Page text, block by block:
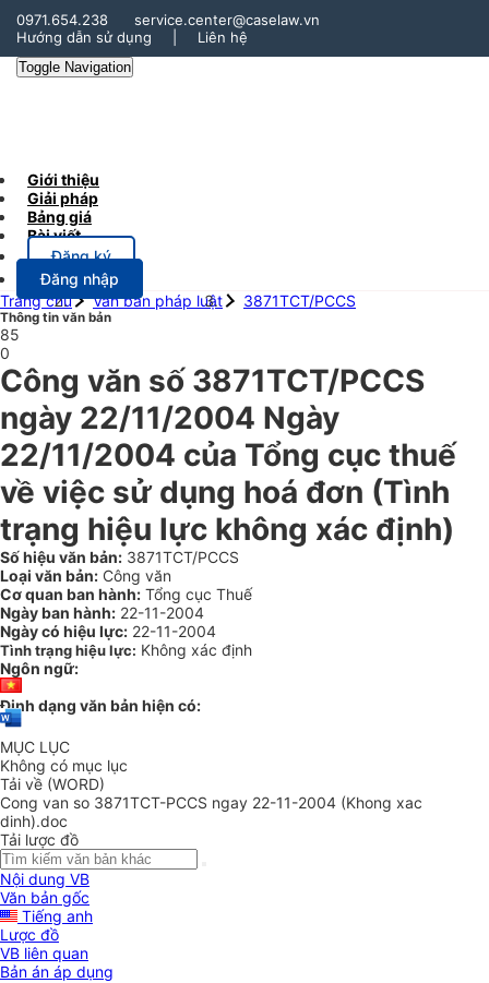
0971.654.238
service.center@caselaw.vn
Hướng dẫn sử dụng
Liên hệ
Toggle Navigation
Giới thiệu
Giải pháp
Bảng giá
Bài viết
Đăng ký
Đăng nhập
Trang chủ
Văn bản pháp luật 3871TCT/PCCS
Thông tin văn bản
85
0
Công văn số 3871TCT/PCCS
ngày 22/11/2004 Ngày
22/11/2004 của Tổng cục thuế
về việc sử dụng hoá đơn (Tình
trạng hiệu lực không xác định)
Số hiệu văn bản: 3871TCT/PCCS
Loại văn bản: Công văn
Cơ quan ban hành: Tổng cục Thuế
Ngày ban hành: 22-11-2004
Ngày có hiệu lực: 22-11-2004
Tình trạng hiệu lực: Không xác định
Ngôn ngữ:
Định dạng văn bản hiện có:
MỤC LỤC
Không có mục lục
Tải về (WORD)
Cong van so 3871TCT-PCCS ngay 22-11-2004 (Khong xac
dinh).doc
Tải lược đồ
Nội dung VB
Văn bản gốc
Tiếng anh
Lược đồ
VB liên quan
Bản án áp dụng